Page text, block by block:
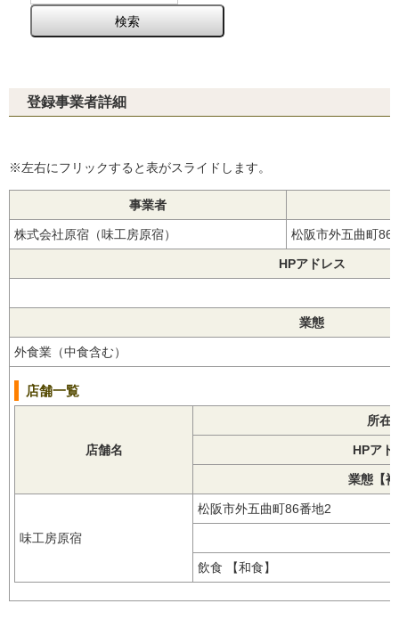
登録事業者詳細
※左右にフリックすると表がスライドします。
事業者
株式会社原宿（味工房原宿） 松阪市外五曲町
HPアドレス
業態
外食業（中食含む）
店舗一覧
店舗名
所在
HPアド
業態【
味工房原宿
松阪市外五曲町86番地2
飲食 【和食】